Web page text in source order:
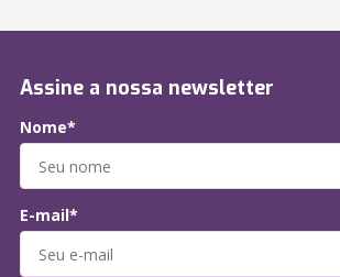
Assine a nossa newsletter
Nome*
E-mail*